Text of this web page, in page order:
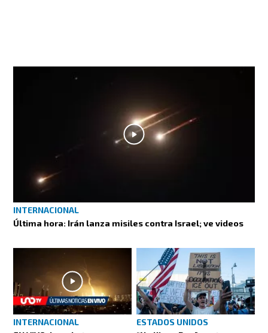
INTERNACIONAL
Última hora: Irán lanza misiles contra Israel; ve videos
INTERNACIONAL
ESTADOS UNIDOS